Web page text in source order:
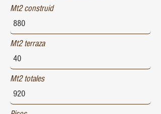
Mt2 construid
Mt2 terraza
Mt2 totales